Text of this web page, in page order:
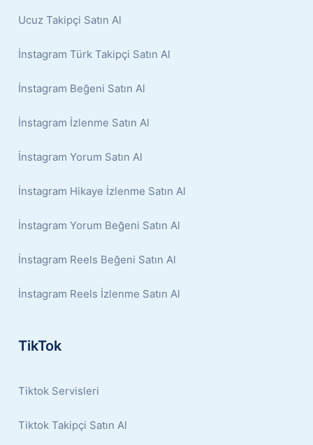
Ucuz Takipçi Satın Al
İnstagram Türk Takipçi Satın Al
İnstagram Beğeni Satın Al
İnstagram İzlenme Satın Al
İnstagram Yorum Satın Al
İnstagram Hikaye İzlenme Satın Al
İnstagram Yorum Beğeni Satın Al
İnstagram Reels Beğeni Satın Al
İnstagram Reels İzlenme Satın Al
TikTok
Tiktok Servisleri
Tiktok Takipçi Satın Al